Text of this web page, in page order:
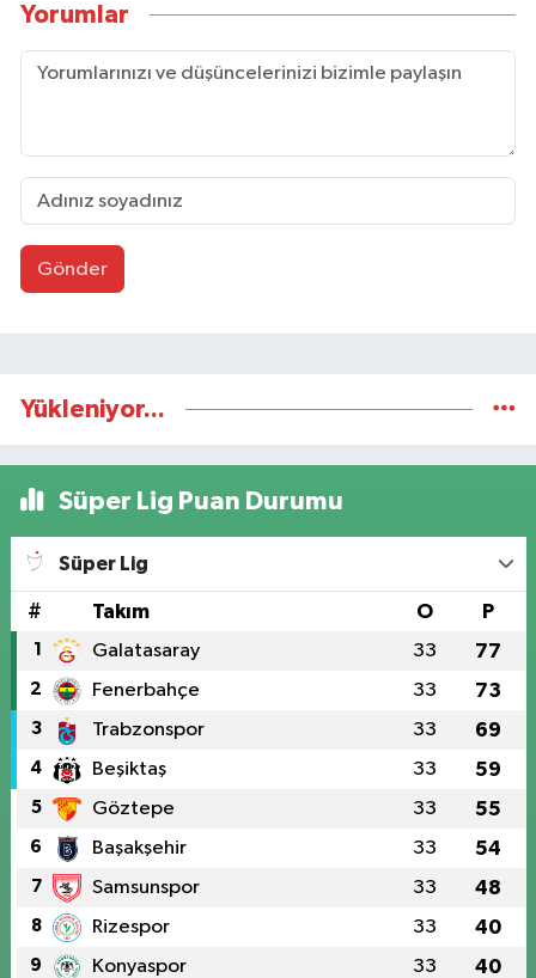
Yorumlar
Gönder
Yükleniyor...
Süper Lig Puan Durumu
Süper Lig
# Takım O P
1 Galatasaray 33 77
2 Fenerbahçe 33 73
3 Trabzonspor 33 69
4 Beşiktaş 33 59
5 Göztepe 33 55
6 Başakşehir 33 54
7 Samsunspor 33 48
8 Rizespor 33 40
9 Konyaspor 33 40